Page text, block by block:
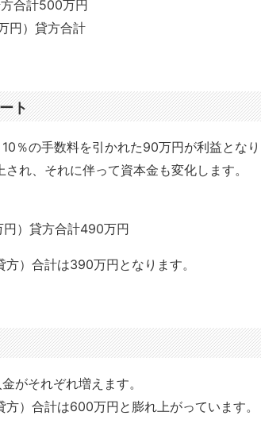
合計500万円
円）貸方合計
ト
％の手数料を引かれた90万円が利益となり
れ、それに伴って資本金も変化します。
）貸方合計490万円
）合計は390万円となります。
がそれぞれ増えます。
）合計は600万円と膨れ上がっています。